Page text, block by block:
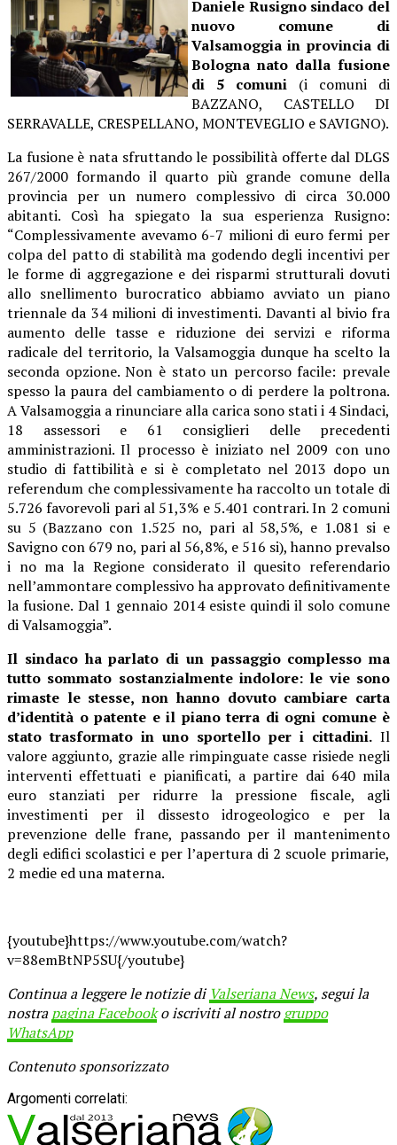
Daniele Rusigno sindaco del
nuovo comune di
Valsamoggia in provincia di
Bologna nato dalla fusione
di 5 comuni (i comuni di
BAZZANO, CASTELLO DI
SERRAVALLE, CRESPELLANO, MONTEVEGLIO e SAVIGNO).
La fusione è nata sfruttando le possibilità offerte dal DLGS
267/2000 formando il quarto più grande comune della
provincia per un numero complessivo di circa 30.000
abitanti. Così ha spiegato la sua esperienza Rusigno:
“Complessivamente avevamo 6-7 milioni di euro fermi per
colpa del patto di stabilità ma godendo degli incentivi per
le forme di aggregazione e dei risparmi strutturali dovuti
allo snellimento burocratico abbiamo avviato un piano
triennale da 34 milioni di investimenti. Davanti al bivio fra
aumento delle tasse e riduzione dei servizi e riforma
radicale del territorio, la Valsamoggia dunque ha scelto la
seconda opzione. Non è stato un percorso facile: prevale
spesso la paura del cambiamento o di perdere la poltrona.
A Valsamoggia a rinunciare alla carica sono stati i 4 Sindaci,
18 assessori e 61 consiglieri delle precedenti
amministrazioni. Il processo è iniziato nel 2009 con uno
studio di fattibilità e si è completato nel 2013 dopo un
referendum che complessivamente ha raccolto un totale di
5.726 favorevoli pari al 51,3% e 5.401 contrari. In 2 comuni
su 5 (Bazzano con 1.525 no, pari al 58,5%, e 1.081 si e
Savigno con 679 no, pari al 56,8%, e 516 si), hanno prevalso
i no ma la Regione considerato il quesito referendario
nell’ammontare complessivo ha approvato definitivamente
la fusione. Dal 1 gennaio 2014 esiste quindi il solo comune
di Valsamoggia”.
Il sindaco ha parlato di un passaggio complesso ma
tutto sommato sostanzialmente indolore: le vie sono
rimaste le stesse, non hanno dovuto cambiare carta
d’identità o patente e il piano terra di ogni comune è
stato trasformato in uno sportello per i cittadini. Il
valore aggiunto, grazie alle rimpinguate casse risiede negli
interventi effettuati e pianificati, a partire dai 640 mila
euro stanziati per ridurre la pressione fiscale, agli
investimenti per il dissesto idrogeologico e per la
prevenzione delle frane, passando per il mantenimento
degli edifici scolastici e per l’apertura di 2 scuole primarie,
2 medie ed una materna.
{youtube}https://www.youtube.com/watch?
v=88emBtNP5SU{/youtube}
Continua a leggere le notizie di Valseriana News, segui la
nostrapagina Facebooko iscriviti al nostrogruppo
WhatsApp
Contenuto sponsorizzato
Argomenti correlati: